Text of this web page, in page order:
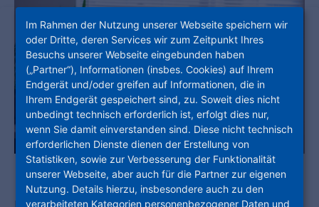
Im Rahmen der Nutzung unserer Webseite speichern wir
oder Dritte, deren Services wir zum Zeitpunkt Ihres
Besuchs unserer Webseite eingebunden haben
(„Partner“), Informationen (insbes. Cookies) auf Ihrem
Endgerät und/oder greifen auf Informationen, die in
Ihrem Endgerät gespeichert sind, zu. Soweit dies nicht
unbedingt technisch erforderlich ist, erfolgt dies nur,
wenn Sie damit einverstanden sind. Diese nicht technisch
erforderlichen Dienste dienen der Erstellung von
Statistiken, sowie zur Verbesserung der Funktionalität
unserer Webseite, aber auch für die Partner zur eigenen
Nutzung. Details hierzu, insbesondere auch zu den
verarbeiteten Kategorien personenbezogener Daten und